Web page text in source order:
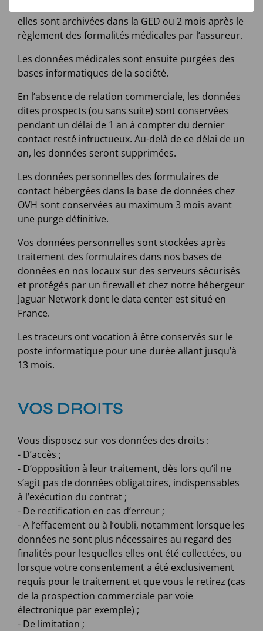
elles sont archivées dans la GED ou 2 mois après le
règlement des formalités médicales par l’assureur.
Les données médicales sont ensuite purgées des
bases informatiques de la société.
En l’absence de relation commerciale, les données
dites prospects (ou sans suite) sont conservées
pendant un délai de 1 an à compter du dernier
contact resté infructueux. Au-delà de ce délai de un
an, les données seront supprimées.
Les données personnelles des formulaires de
contact hébergées dans la base de données chez
OVH sont conservées au maximum 3 mois avant
une purge définitive.
Vos données personnelles sont stockées après
traitement des formulaires dans nos bases de
données en nos locaux sur des serveurs sécurisés
et protégés par un firewall et chez notre hébergeur
Jaguar Network dont le data center est situé en
France.
Les traceurs ont vocation à être conservés sur le
poste informatique pour une durée allant jusqu’à
13 mois.
VOS DROITS
Vous disposez sur vos données des droits :
- D’accès ;
- D’opposition à leur traitement, dès lors qu’il ne
s’agit pas de données obligatoires, indispensables
à l’exécution du contrat ;
- De rectification en cas d’erreur ;
- A l’effacement ou à l’oubli, notamment lorsque les
données ne sont plus nécessaires au regard des
finalités pour lesquelles elles ont été collectées, ou
lorsque votre consentement a été exclusivement
requis pour le traitement et que vous le retirez (cas
de la prospection commerciale par voie
électronique par exemple) ;
- De limitation ;